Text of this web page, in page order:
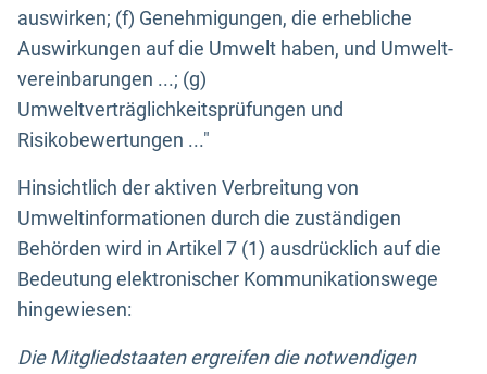
auswirken; (f) Genehmigungen, die erhebliche
Auswirkungen auf die Umwelt haben, und Umwelt-
vereinbarungen ...; (g)
Umweltverträglichkeitsprüfungen und
Risikobewertungen ..."
Hinsichtlich der aktiven Verbreitung von
Umweltinformationen durch die zuständigen
Behörden wird in Artikel 7 (1) ausdrücklich auf die
Bedeutung elektronischer Kommunikationswege
hingewiesen:
Die Mitgliedstaaten ergreifen die notwendigen